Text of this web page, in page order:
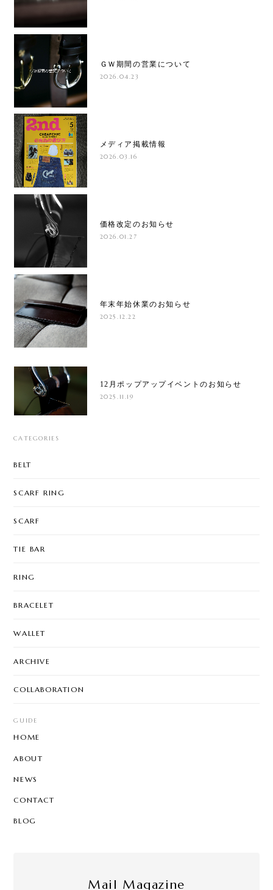
ＧＷ期間の営業について
2026.04.23
メディア掲載情報
2026.03.16
価格改定のお知らせ
2026.01.27
年末年始休業のお知らせ
2025.12.22
12月ポップアップイベントのお知らせ
2025.11.19
CATEGORIES
BELT
SCARF RING
SCARF
TIE BAR
RING
BRACELET
WALLET
ARCHIVE
COLLABORATION
GUIDE
HOME
ABOUT
NEWS
CONTACT
BLOG
Mail Magazine